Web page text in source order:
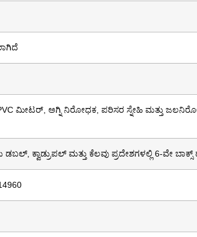
ಮೀಟರ್, ಅಗ್ನಿ ನಿರೋಧಕ, ಪರಿಸರ ಸ್ನೇಹಿ ಮತ್ತು
ಡಬಲ್, ಕ್ವಾಡ್ರುಪಲ್ ಮತ್ತು ಕೆಲವು ಪ್ರದೇಶಗಳಲ್ಲಿ 6-ವೇ